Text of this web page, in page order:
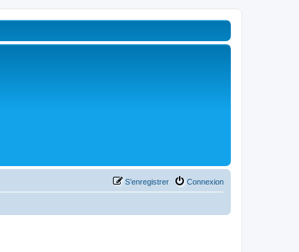
Connexion
S’enregistrer